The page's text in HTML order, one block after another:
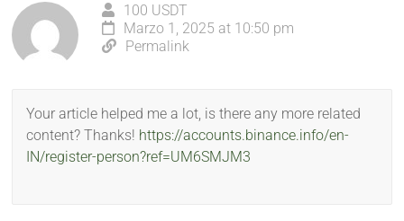
100 USDT
Marzo 1, 2025 at 10:50 pm
Permalink
Your article helped me a lot, is there any more related
content? Thanks! https://accounts.binance.info/en-
IN/register-person?ref=UM6SMJM3